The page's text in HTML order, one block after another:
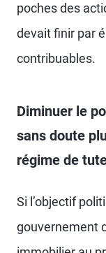
poches des
devait finir par
contribuables.
Diminuer le
sans doute
régime de
Si l’objectif
gouvernement